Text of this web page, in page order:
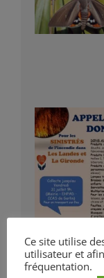
Ce site utilise
utilisateur et
fréquentation.